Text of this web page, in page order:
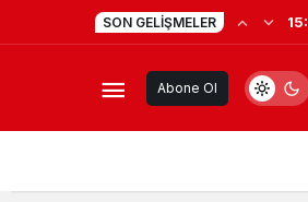
SON GELIŞMELER
Abone Ol
İSU’dan